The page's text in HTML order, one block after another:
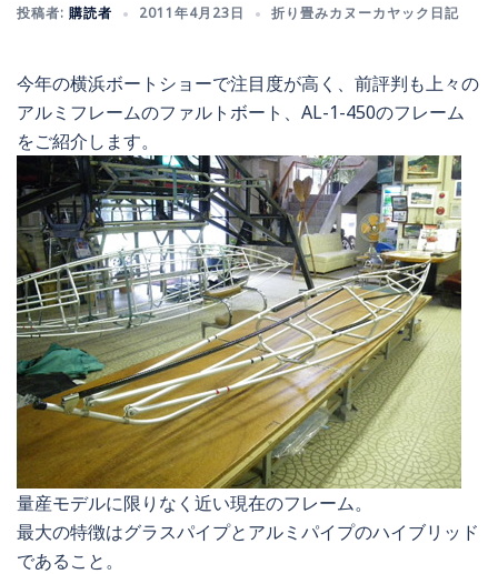
投稿者: 購読者 2011年4月23日 折り畳みカヌーカヤック日記
今年の横浜ボートショーで注目度が高く、前評判も上々の
アルミフレームのファルトボート、AL-1-450のフレーム
をご紹介します。
量産モデルに限りなく近い現在のフレーム。
最大の特徴はグラスパイプとアルミパイプのハイブリッド
であること。